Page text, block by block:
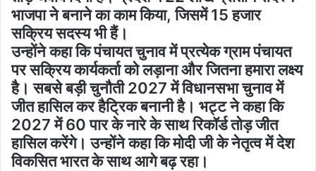
भाजपा ने बनाने का काम किया, जिसमें 15 हजार
सक्रिय सदस्य भी हैं।
उन्होंने कहा कि पंचायत चुनाव में प्रत्येक ग्राम पंचायत
पर सक्रिय कार्यकर्ता को लड़ाना और जितना हमारा लक्ष्य
है। सबसे बड़ी चुनौती 2027 में विधानसभा चुनाव में
जीत हासिल कर हैट्रिक बनानी है। भट्ट ने कहा कि
2027 में 60 पार के नारे के साथ रिकॉर्ड तोड़ जीत
हासिल करेंगे। उन्होंने कहा कि मोदी जी के नेतृत्व में देश
विकसित भारत के साथ आगे बढ़ रहा।